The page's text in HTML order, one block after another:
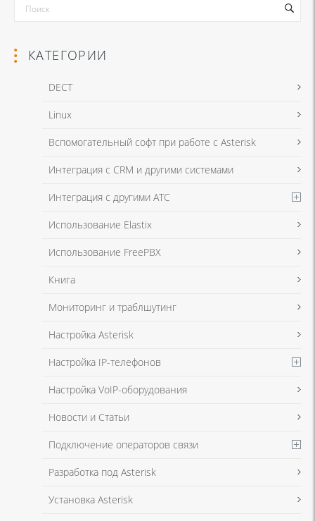
Я даю согласие на обработку моих персональных данных для связи
в соответствии с Политикой в отношении обработки персональных
Я даю согласие на обработку моих персональных данных для связи
в соответствии с Политикой в отношении обработки персональных
КАТЕГОРИИ
DECT
Linux
Вспомогательный софт при работе с Asterisk
Интеграция с CRM и другими системами
Интеграция с другими АТС
Использование Elastix
Использование FreePBX
Книга
Мониторинг и траблшутинг
Настройка Asterisk
Настройка IP-телефонов
Настройка VoIP-оборудования
Новости и Статьи
Подключение операторов связи
Разработка под Asterisk
Установка Asterisk